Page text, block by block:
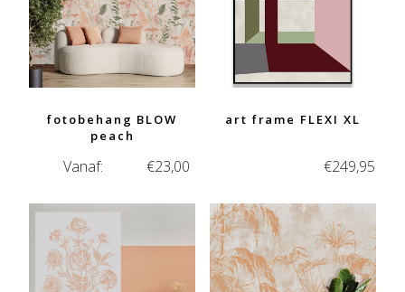
fotobehang BLOW
peach
Vanaf: €23,00
art frame FLEXI XL
€249,95